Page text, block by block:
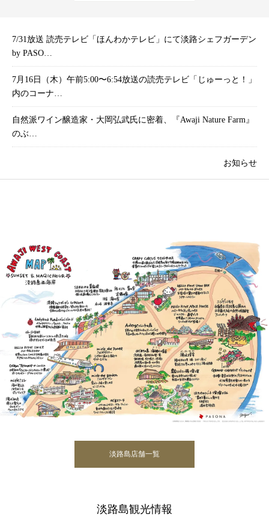
7/31放送 読売テレビ「ほんわかテレビ」にて淡路シェフガーデン
by PASO…
7月16日（木）午前5:00〜6:54放送の読売テレビ「じゅーっと！」
内のコーナ…
自然派ワイン醸造家・大岡弘武氏に密着、『Awaji Nature Farm』
のぶ…
お知らせ
淡路島店舗一覧
淡路島観光情報